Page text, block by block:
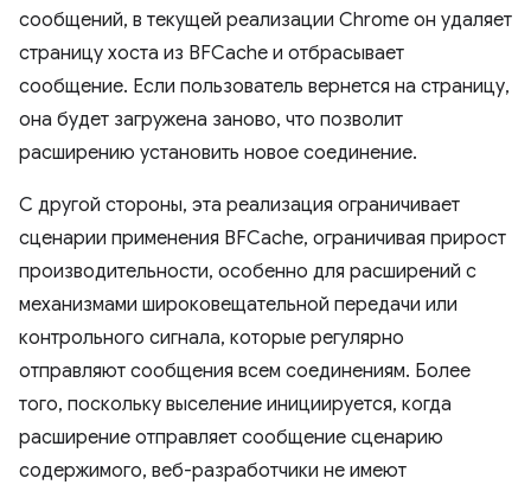
сообщений, в текущей реализации Chrome он удаляет
страницу хоста из BFCache и отбрасывает
сообщение. Если пользователь вернется на страницу,
она будет загружена заново, что позволит
расширению установить новое соединение.
С другой стороны, эта реализация ограничивает
сценарии применения BFCache, ограничивая прирост
производительности, особенно для расширений с
механизмами широковещательной передачи или
контрольного сигнала, которые регулярно
отправляют сообщения всем соединениям. Более
того, поскольку выселение инициируется, когда
расширение отправляет сообщение сценарию
содержимого, веб-разработчики не имеют